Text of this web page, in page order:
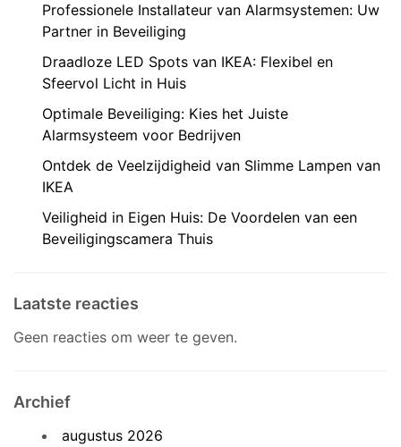
Professionele Installateur van Alarmsystemen: Uw
Partner in Beveiliging
Draadloze LED Spots van IKEA: Flexibel en
Sfeervol Licht in Huis
Optimale Beveiliging: Kies het Juiste
Alarmsysteem voor Bedrijven
Ontdek de Veelzijdigheid van Slimme Lampen van
IKEA
Veiligheid in Eigen Huis: De Voordelen van een
Beveiligingscamera Thuis
Laatste reacties
Geen reacties om weer te geven.
Archief
augustus 2026